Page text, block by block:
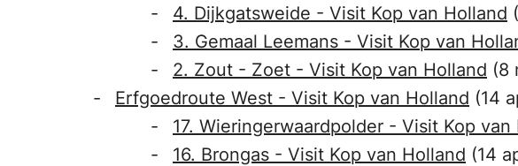
4. Dijkgatsweide - Visit Kop van Holland
3. Gemaal Leemans - Visit Kop van
2. Zout - Zoet - Visit Kop van Holland (8
Erfgoedroute West - Visit Kop van Holland (14
17. Wieringerwaardpolder - Visit Kop van
16. Brongas - Visit Kop van Holland (14